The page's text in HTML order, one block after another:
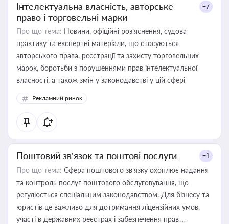
Інтелектуальна власність, авторське
право і торговельні марки
+7
Про що тема: Новини, офіційні роз’яснення, судова
практику та експертні матеріали, що стосуються
авторського права, реєстрації та захисту торговельних
марок, боротьби з порушеннями прав інтелектуальної
власності, а також змін у законодавстві у цій сфері
Рекламний ринок
Поштовий зв’язок та поштові послуги +1
Про що тема: Сфера поштового зв’язку охоплює надання
та контроль послуг поштового обслуговування, що
регулюється спеціальним законодавством. Для бізнесу та
юристів це важливо для дотримання ліцензійних умов,
участі в державних реєстрах і забезпечення прав